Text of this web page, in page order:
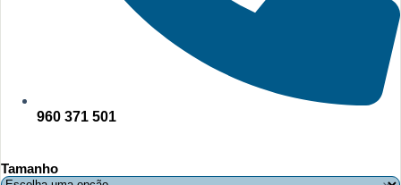
960 371 501
Tamanho